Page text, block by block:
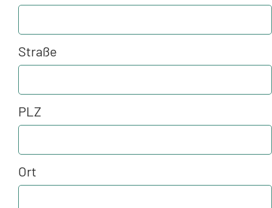
Straße
PLZ
Ort